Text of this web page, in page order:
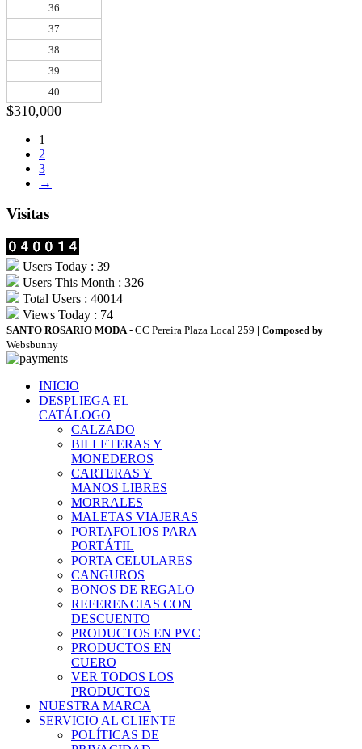
36
37
38
39
40
$310,000
1
2
3
→
Visitas
Users Today : 39
Users This Month : 326
Total Users : 40014
Views Today : 74
SANTO ROSARIO MODA - CC Pereira Plaza Local 259 | Composed by
Websbunny
INICIO
DESPLIEGA EL
CATÁLOGO
CALZADO
BILLETERAS Y
MONEDEROS
CARTERAS Y
MANOS LIBRES
MORRALES
MALETAS VIAJERAS
PORTAFOLIOS PARA
PORTÁTIL
PORTA CELULARES
CANGUROS
BONOS DE REGALO
REFERENCIAS CON
DESCUENTO
PRODUCTOS EN PVC
PRODUCTOS EN
CUERO
VER TODOS LOS
PRODUCTOS
NUESTRA MARCA
SERVICIO AL CLIENTE
POLÍTICAS DE